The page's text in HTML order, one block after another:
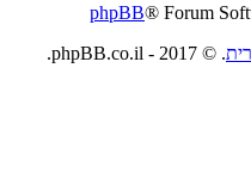
phpBB® Forum
. © 2017 - phpBB.co.il.